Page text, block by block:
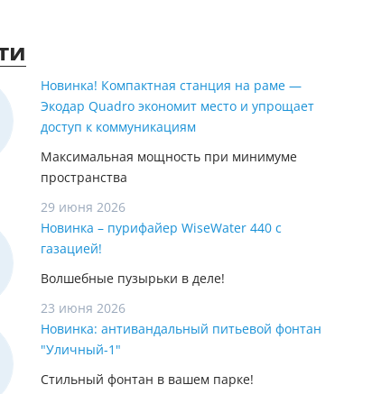
Новинка! Компактная станция на раме —
Экодар Quadro экономит место и упрощает
доступ к коммуникациям
Максимальная мощность при минимуме
пространства
29 июня 2026
Новинка – пурифайер WiseWater 440 с
газацией!
Волшебные пузырьки в деле!
23 июня 2026
Новинка: антивандальный питьевой фонтан
"Уличный-1"
Стильный фонтан в вашем парке!